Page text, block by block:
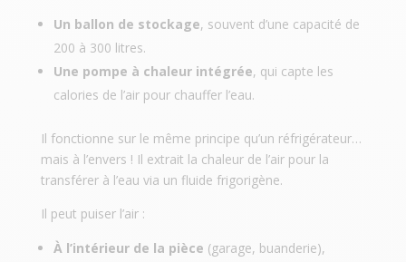
Un ballon de stockage, souvent d’une capacité de
200 à 300 litres.
Une pompe à chaleur intégrée, qui capte les
calories de l’air pour chauffer l’eau.
Il fonctionne sur le même principe qu’un réfrigérateur…
mais à l’envers ! Il extrait la chaleur de l’air pour la
transférer à l’eau via un fluide frigorigène.
Il peut puiser l’air :
À l’intérieur de la pièce (garage, buanderie),